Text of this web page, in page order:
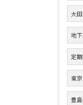
大
地
定
東
豊